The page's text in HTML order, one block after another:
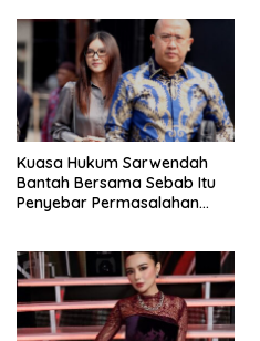
Kuasa Hukum Sarwendah
Bantah Bersama Sebab Itu
Penyebar Permasalahan